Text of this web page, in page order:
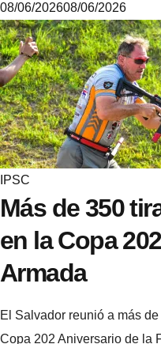
M
i
k
e
08/06/202608/06/2026
IPSC
Más de 350
en la Copa
Armada
El Salvador reunió a más
Copa 202 Aniversario de la